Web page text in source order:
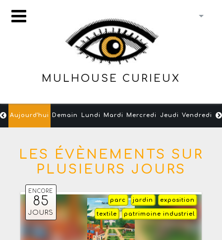
MULHOUSE CURIEUX
Aujourd'hui Demain Lundi Mardi Mercredi Jeudi Vendredi
LES ÉVÈNEMENTS SUR
PLUSIEURS JOURS
ENCORE
85
JOURS
exposition
jardin
parc
patrimoine industriel
textile